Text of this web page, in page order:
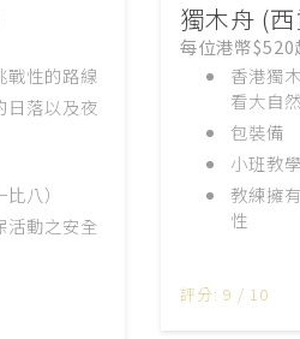
戰性的路線
日落以及夜
八）
活動之安全
獨木舟 (
每位港幣$520
香港獨
看大自然
包裝備
小班教
教練擁
性
評分: 9 / 10